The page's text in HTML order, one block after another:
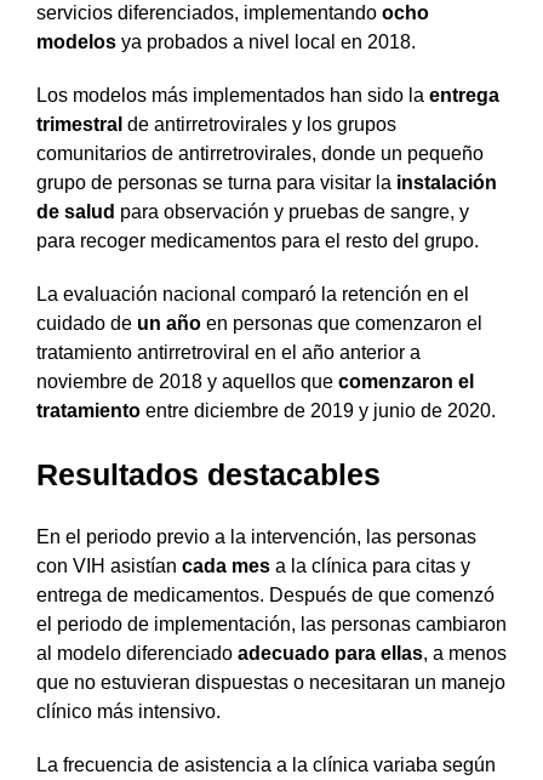
servicios diferenciados, implementando ocho
modelos ya probados a nivel local en 2018.
Los modelos más implementados han sido la entrega
trimestral de antirretrovirales y los grupos
comunitarios de antirretrovirales, donde un pequeño
grupo de personas se turna para visitar la instalación
de salud para observación y pruebas de sangre, y
para recoger medicamentos para el resto del grupo.
La evaluación nacional comparó la retención en el
cuidado de un año en personas que comenzaron el
tratamiento antirretroviral en el año anterior a
noviembre de 2018 y aquellos que comenzaron el
tratamiento entre diciembre de 2019 y junio de 2020.
Resultados destacables
En el periodo previo a la intervención, las personas
con VIH asistían cada mes a la clínica para citas y
entrega de medicamentos. Después de que comenzó
el periodo de implementación, las personas cambiaron
al modelo diferenciado adecuado para ellas, a menos
que no estuvieran dispuestas o necesitaran un manejo
clínico más intensivo.
La frecuencia de asistencia a la clínica variaba según